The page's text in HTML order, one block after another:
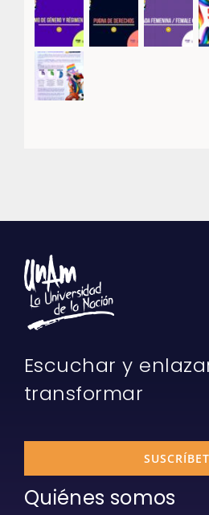
Escuchar y
transformar
Quiénes somos